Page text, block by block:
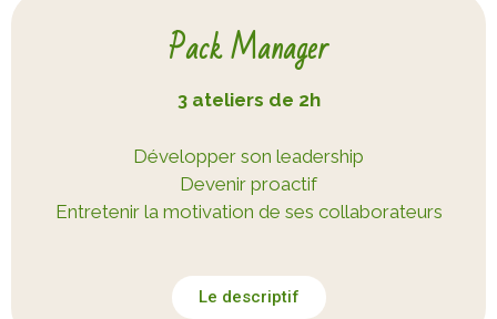
Pack Manager
3 ateliers de 2h
Développer son leadership
Devenir proactif
Entretenir la motivation de ses collaborateurs
Le descriptif